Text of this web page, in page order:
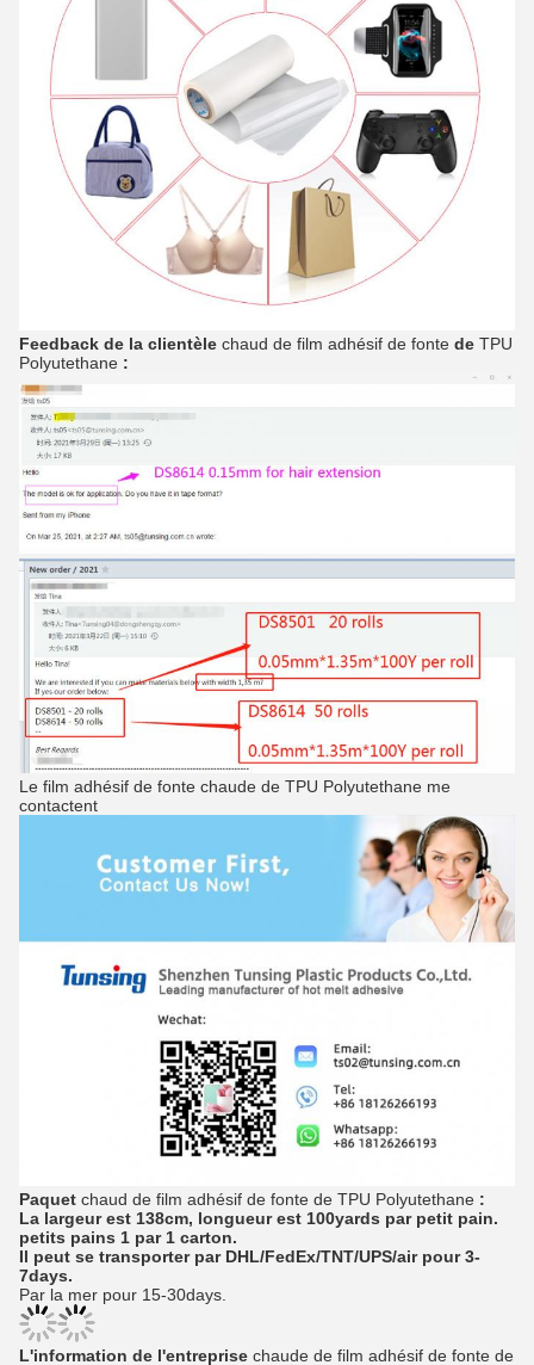
Feedback de la clientèle chaud de film adhésif de fonte de TPU
Polyutethane :
Le film adhésif de fonte chaude de TPU Polyutethane me
contactent
Paquet chaud de film adhésif de fonte de TPU Polyutethane :
La largeur est 138cm, longueur est 100yards par petit pain.
petits pains 1 par 1 carton.
Il peut se transporter par DHL/FedEx/TNT/UPS/air pour 3-
7days.
Par la mer pour 15-30days.
L'information de l'entreprise chaude de film adhésif de fonte de